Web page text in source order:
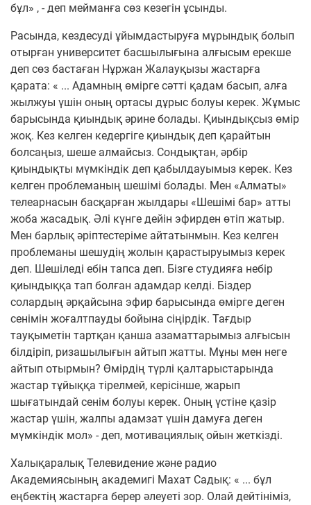
бұл» , - деп мейманға сөз кезегін ұсынды.
Расында, кездесуді ұйымдастыруға мұрындық болып
отырған университет басшылығына алғысым ерекше
деп сөз бастаған Нұржан Жалауқызы жастарға
қарата: « ... Адамның өмірге сәтті қадам басып, алға
жылжуы үшін оның ортасы дұрыс болуы керек. Жұмыс
барысында қиындық әрине болады. Қиындықсыз өмір
жоқ. Кез келген кедергіге қиындық деп қарайтын
болсаңыз, шеше алмайсыз. Сондықтан, әрбір
қиындықты мүмкіндік деп қабылдауымыз керек. Кез
келген проблеманың шешімі болады. Мен «Алматы»
телеарнасын басқарған жылдары «Шешімі бар» атты
жоба жасадық. Әлі күнге дейін эфирден өтіп жатыр.
Мен барлық әріптестеріме айтатынмын. Кез келген
проблеманы шешудің жолын қарастыруымыз керек
деп. Шешіледі ебін тапса деп. Бізге студияға небір
қиындыққа тап болған адамдар келді. Біздер
солардың әрқайсына эфир барысында өмірге деген
сенімін жоғалтпауды бойына сіңірдік. Тағдыр
тауқыметін тартқан қанша азаматтарымыз алғысын
білдіріп, ризашылығын айтып жатты. Мұны мен неге
айтып отырмын? Өмірдің түрлі қалтарыстарында
жастар тұйыққа тірелмей, керісінше, жарып
шығатындай сенім болуы керек. Оның үстіне қазір
жастар үшін, жалпы адамзат үшін дамуға деген
мүмкіндік мол» - деп, мотивациялық ойын жеткізді.
Халықаралық Телевидение және радио
Академиясының академигі Махат Садық: « ... бұл
еңбектің жастарға берер әлеуеті зор. Олай дейтініміз,